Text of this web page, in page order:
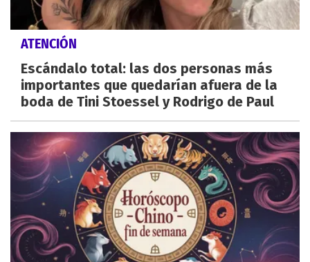
ATENCIÓN
Escándalo total: las dos personas más
importantes que quedarían afuera de la
boda de Tini Stoessel y Rodrigo de Paul